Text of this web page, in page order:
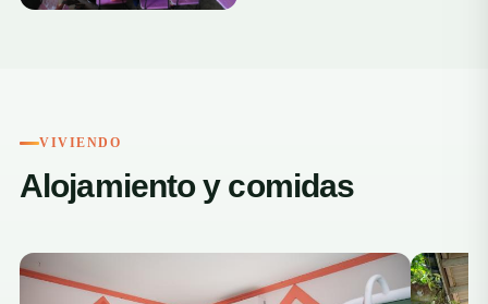
VIVIENDO
Alojamiento y comidas